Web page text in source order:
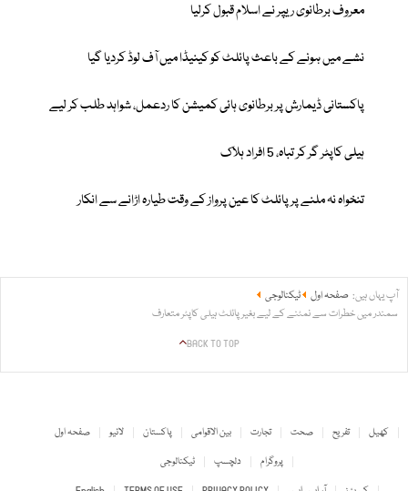
معروف برطانوی ریپر نے اسلام قبول کرلیا
نشے میں ہونے کے باعث پائلٹ کو کینیڈا میں آف لوڈ کردیا گیا
پاکستانی ڈیمارش پر برطانوی ہائی کمیشن کا ردعمل، شواہد طلب کر لیے
ہیلی کاپٹر گر کر تباہ، 5 افراد ہلاک
تنخواہ نہ ملنے پر پائلٹ کا عین پرواز کے وقت طیارہ اڑانے سے انکار
آپ یہاں ہیں: صفحہ اول
ٹیکنالوجی
سمندر میں خطرات سے نمٹنے کے لیے بغیر پائلٹ ہیلی کاپٹر متعارف
BACK TO TOP
صفحہ اول لائیو پاکستان بین الاقوامی تجارت صحت تفریح
کھیل
ٹیکنالوجی
دلچسپ
پروگرام